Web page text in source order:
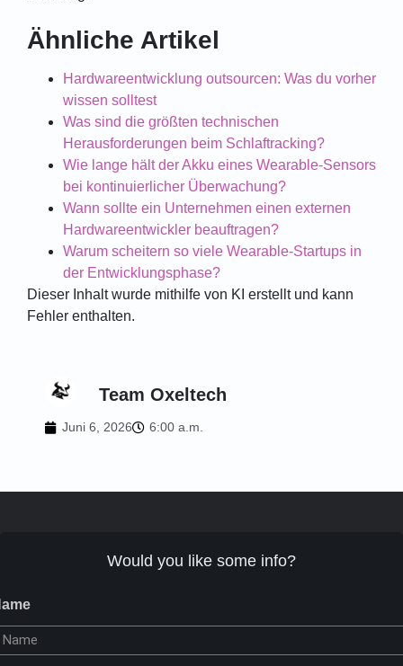
Ähnliche Artikel
Hardwareentwicklung outsourcen: Was du vorher
wissen solltest
Was sind die größten technischen
Herausforderungen beim Schlaftracking?
Wie lange hält der Akku eines Wearable-Sensors
bei kontinuierlicher Überwachung?
Wann sollte ein Unternehmen einen externen
Hardwareentwickler beauftragen?
Warum scheitern so viele Wearable-Startups in
der Entwicklungsphase?
Dieser Inhalt wurde mithilfe von KI erstellt und kann
Fehler enthalten.
Team Oxeltech
Juni 6, 2026 6:00 a.m.
Would you like some info?